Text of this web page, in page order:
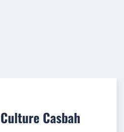
Casbah